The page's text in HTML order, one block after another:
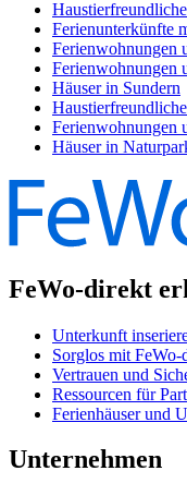
Ferienunterkünfte
Ferienwohnungen
Ferienwohnungen
Häuser in Sundern
Ferienwohnungen
Häuser in
FeWo-direkt
Unterkunft
Sorglos mit
Vertrauen und
Ressourcen für
Ferienhäuser und
Unternehmen